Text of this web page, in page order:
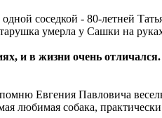
соседкой - 80-летней
умерла у Сашки на
и в жизни очень
помню Евгения Павловича
любимая собака,